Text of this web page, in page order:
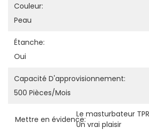
Couleur:
Peau
Étanche:
Oui
Capacité D'approvisionnement:
500 Pièces/mois
Mettre en évidence:
Le masturbateur
Un vrai plaisir